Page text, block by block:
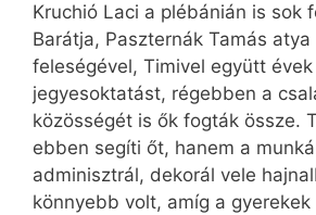
Kruchió Laci a plébánián is sok
Barátja, Paszternák Tamás
feleségével, Timivel együtt
jegyesoktatást, régebben a
közösségét is ők fogták össze.
ebben segíti őt, hanem a
adminisztrál, dekorál vele
könnyebb volt, amíg a